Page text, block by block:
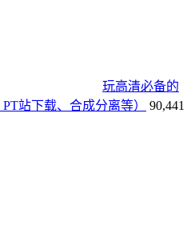
玩高清必备的
站下载、合成分离等）
90,441